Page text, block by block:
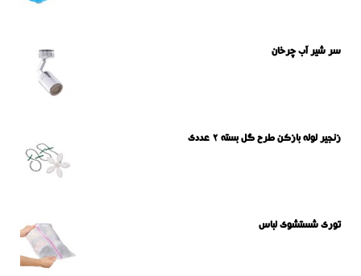
سر شیر آب چرخان
زنجیر لوله بازکن طرح گل بسته 2 عددی
توری شستشوی لباس